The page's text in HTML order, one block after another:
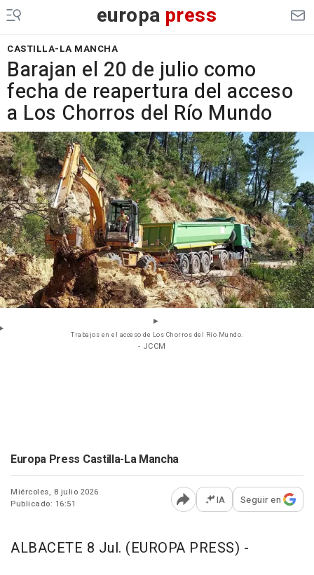
europa press
CASTILLA-LA MANCHA
Barajan el 20 de julio como
fecha de reapertura del acceso
a Los Chorros del Río Mundo
Trabajos en el acceso de Los Chorros del Río Mundo.
- JCCM
Europa Press Castilla-La Mancha
Miércoles, 8 julio 2026
Publicado: 16:51
Abrir opciones para
IA Seguir en
ALBACETE 8 Jul. (EUROPA PRESS) -